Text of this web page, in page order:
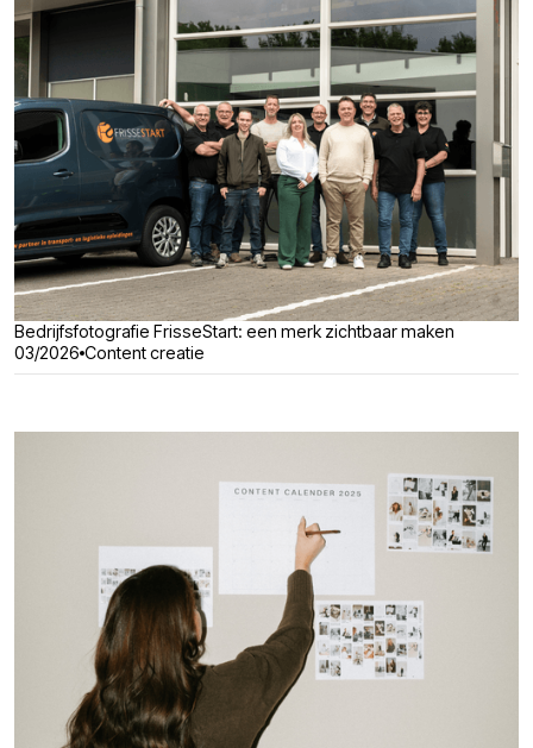
Bedrijfsfotografie FrisseStart: een merk zichtbaar maken
03/2026 Content creatie